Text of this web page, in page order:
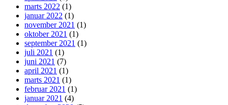
marts 2022 (1)
januar 2022 (1)
november 2021 (1)
oktober 2021 (1)
september 2021 (1)
juli 2021 (1)
juni 2021 (7)
april 2021 (1)
marts 2021 (1)
februar 2021 (1)
januar 2021 (4)